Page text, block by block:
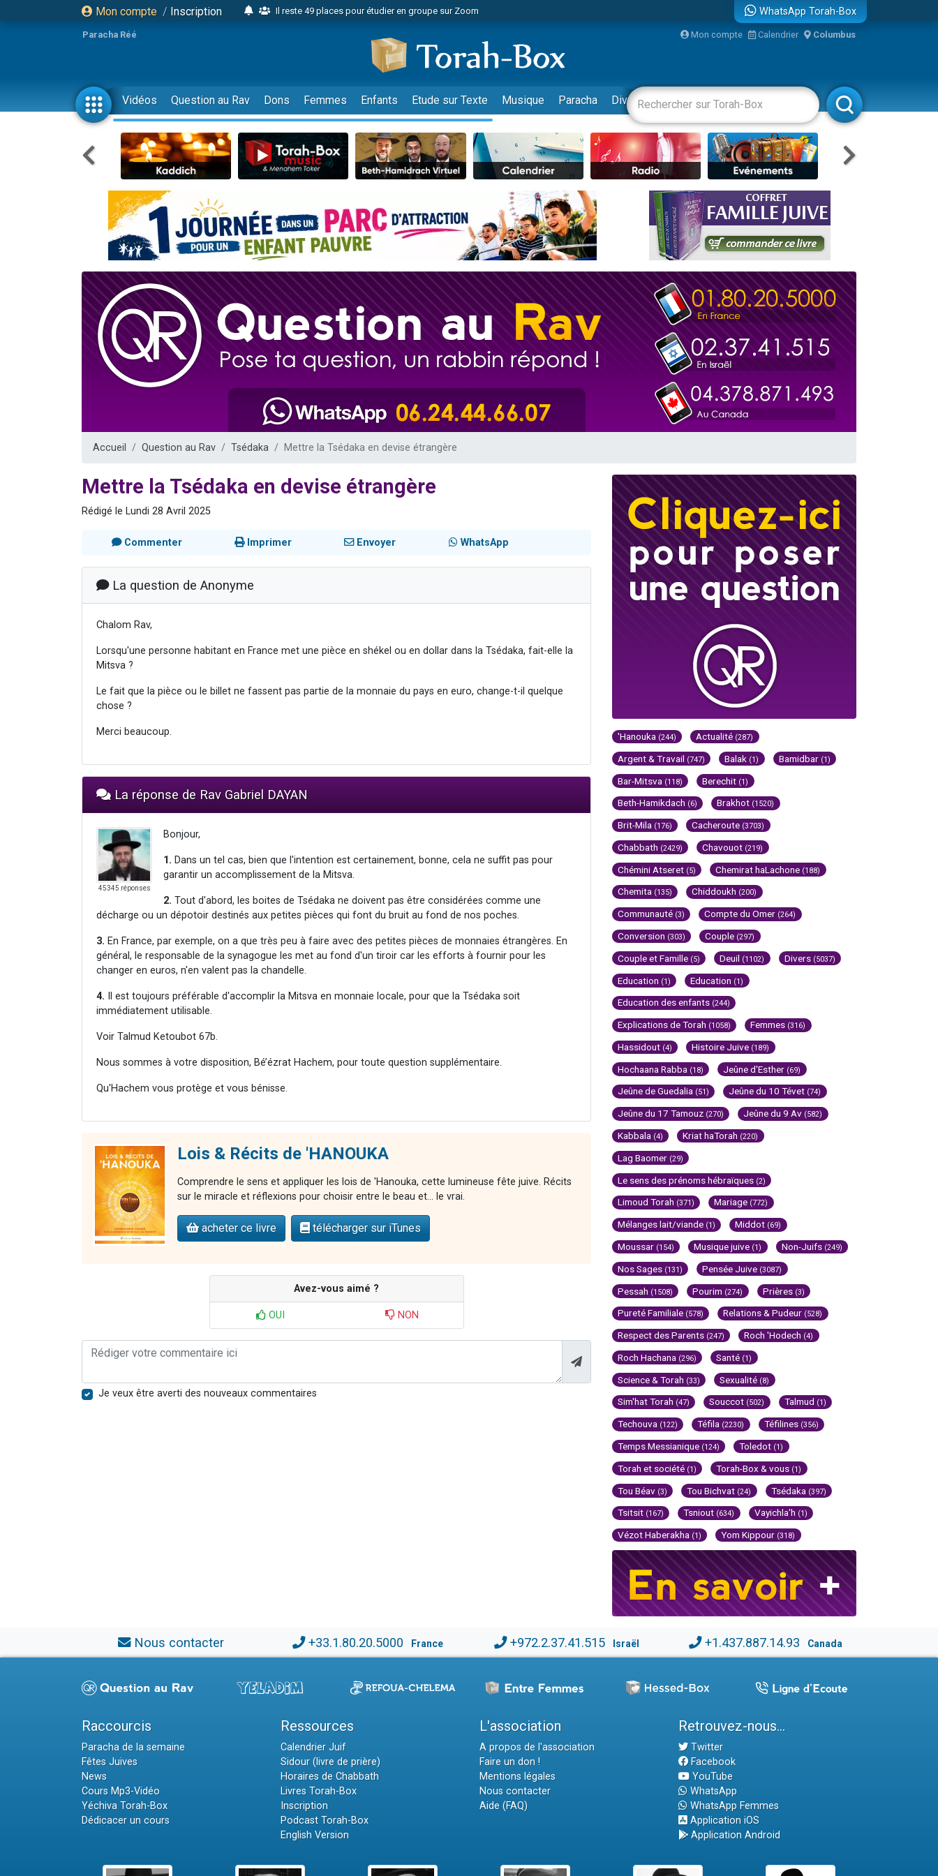
Mon compte / Inscription
Il reste 49 places pour étudier en groupe sur Zoom
2 personnes viennent de nous rejoindre sur WhatsApp
6 personnes viennent de nous rejoindre sur WhatsApp
4 personnes viennent de faire un don pour Reloger Rivka, 6 enfants, victime de violences...
2 personnes viennent de faire un don pour 1 Journée de Vacances Pour les Enfants
17 personnes viennent de demander une bénédiction
4 personnes viennent de nous rejoindre sur WhatsApp
Il reste 49 places pour étudier en groupe sur Zoom
4 personnes viennent de nous rejoindre sur WhatsApp
3 personnes viennent de nous rejoindre sur WhatsApp
Odaya vient de donner son Maasser
3 personnes viennent de faire un don pour 5 jours de vacances aux Orphelins
2 personnes viennent de nous rejoindre sur WhatsApp
13 personnes viennent de demander une bénédiction
Il reste 49 places pour étudier en groupe sur Zoom
12 nouvelles musiques dans Torah-Box Music
29 personnes viennent de demander une bénédiction
WhatsApp Torah-Box
Paracha Réé Mon compte Calendrier Columbus
Vidéos Question au Rav Dons Femmes Enfants Etude sur Texte Musique Paracha Divertissements Livres Rabbanim
Accueil Question au Rav Tsédaka Mettre la Tsédaka en devise étrangère
Mettre la Tsédaka en devise étrangère
Rédigé le Lundi 28 Avril 2025
Commenter Imprimer Envoyer WhatsApp
La question de Anonyme
Chalom Rav,
Lorsqu'une personne habitant en France met une pièce en shékel ou en dollar dans la Tsédaka, fait-elle la
Mitsva ?
Le fait que la pièce ou le billet ne fassent pas partie de la monnaie du pays en euro, change-t-il quelque
chose ?
Merci beaucoup.
La réponse de Rav Gabriel DAYAN
45345 réponses
Bonjour,
1. Dans un tel cas, bien que l'intention est certainement, bonne, cela ne suffit pas pour
garantir un accomplissement de la Mitsva.
2. Tout d'abord, les boites de Tsédaka ne doivent pas être considérées comme une
décharge ou un dépotoir destinés aux petites pièces qui font du bruit au fond de nos poches.
3. En France, par exemple, on a que très peu à faire avec des petites pièces de monnaies étrangères. En
général, le responsable de la synagogue les met au fond d'un tiroir car les efforts à fournir pour les
changer en euros, n'en valent pas la chandelle.
4. Il est toujours préférable d'accomplir la Mitsva en monnaie locale, pour que la Tsédaka soit
immédiatement utilisable.
Voir Talmud Ketoubot 67b.
Nous sommes à votre disposition, Bé’ézrat Hachem, pour toute question supplémentaire.
Qu'Hachem vous protège et vous bénisse.
Lois & Récits de 'HANOUKA
Comprendre le sens et appliquer les lois de 'Hanouka, cette lumineuse fête juive. Récits
sur le miracle et réflexions pour choisir entre le beau et... le vrai.
acheter ce livre télécharger sur iTunes
Avez-vous aimé ?
OUI NON
Je veux être averti des nouveaux commentaires
'Hanouka (244) Actualité (287)
Argent & Travail (747) Balak (1) Bamidbar (1)
Bar-Mitsva (118) Berechit (1)
Beth-Hamikdach (6) Brakhot (1520)
Brit-Mila (176) Cacheroute (3703)
Chabbath (2429) Chavouot (219)
Chémini Atseret (5) Chemirat haLachone (188)
Chemita (135) Chiddoukh (200)
Communauté (3) Compte du Omer (264)
Conversion (303) Couple (297)
Couple et Famille (5) Deuil (1102) Divers (5037)
Education (1) Education (1)
Education des enfants (244)
Explications de Torah (1058) Femmes (316)
Hassidout (4) Histoire Juive (189)
Hochaana Rabba (18) Jeûne d'Esther (69)
Jeûne de Guedalia (51) Jeûne du 10 Tévet (74)
Jeûne du 17 Tamouz (270) Jeûne du 9 Av (582)
Kabbala (4) Kriat haTorah (220)
Lag Baomer (29)
Le sens des prénoms hébraïques (2)
Limoud Torah (371) Mariage (772)
Mélanges lait/viande (1) Middot (69)
Moussar (154) Musique juive (1) Non-Juifs (249)
Nos Sages (131) Pensée Juive (3087)
Pessah (1508) Pourim (274) Prières (3)
Pureté Familiale (578) Relations & Pudeur (528)
Respect des Parents (247) Roch 'Hodech (4)
Roch Hachana (296) Santé (1)
Science & Torah (33) Sexualité (8)
Sim'hat Torah (47) Souccot (502) Talmud (1)
Techouva (122) Téfila (2230) Téfilines (356)
Temps Messianique (124) Toledot (1)
Torah et société (1) Torah-Box & vous (1)
Tou Béav (3) Tou Bichvat (24) Tsédaka (397)
Tsitsit (167) Tsniout (634) Vayichla'h (1)
Vézot Haberakha (1) Yom Kippour (318)
Nous contacter +33.1.80.20.5000 France +972.2.37.41.515 Israël +1.437.887.14.93 Canada
Raccourcis
Paracha de la semaine
Fêtes Juives
News
Cours Mp3-Vidéo
Yéchiva Torah-Box
Dédicacer un cours
Ressources
Calendrier Juif
Sidour (livre de prière)
Horaires de Chabbath
Livres Torah-Box
Inscription
Podcast Torah-Box
English Version
L'association
A propos de l'association
Faire un don !
Mentions légales
Nous contacter
Aide (FAQ)
Retrouvez-nous...
Twitter
Facebook
YouTube
WhatsApp
WhatsApp Femmes
Application iOS
Application Android